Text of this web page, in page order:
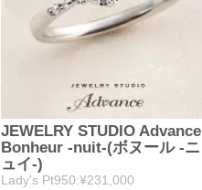
JEWELRY STUDIO Advance
Bonheur -nuit-(ボヌール -ニ
ュイ-)
Lady's Pt950:¥231,000